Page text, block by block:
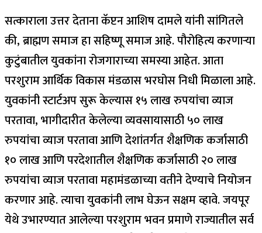
सत्काराला उत्तर देताना कॅप्टन आशिष दामले यांनी सांगितले
की, ब्राह्मण समाज हा सहिष्णू समाज आहे. पौरोहित्य करणाऱ्या
कुटुंबातील युवकांना रोजगाराच्या समस्या आहेत. आता
परशुराम आर्थिक विकास मंडळास भरघोस निधी मिळाला आहे.
युवकांनी स्टार्टअप सुरू केल्यास १५ लाख रुपयांचा व्याज
परतावा, भागीदारीत केलेल्या व्यवसायासाठी ५० लाख
रुपयांचा व्याज परतावा आणि देशांतर्गत शैक्षणिक कर्जासाठी
१० लाख आणि परदेशातील शैक्षणिक कर्जासाठी २० लाख
रुपयांचा व्याज परतावा महामंडळाच्या वतीने देण्याचे नियोजन
करणार आहे. त्याचा युवकांनी लाभ घेऊन सक्षम व्हावे. जयपूर
येथे उभारण्यात आलेल्या परशुराम भवन प्रमाणे राज्यातील सर्व